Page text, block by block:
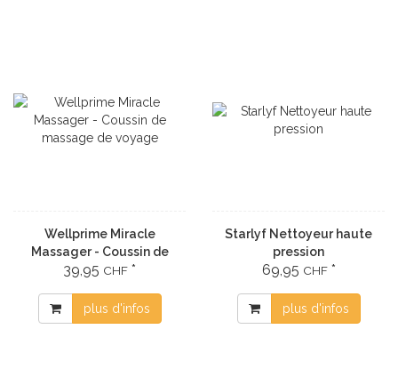
Wellprime Miracle
Massager - Coussin de
massage de voyage
39,95 CHF *
plus d'infos
Starlyf Nettoyeur haute
pression
69,95 CHF*
plus d'infos